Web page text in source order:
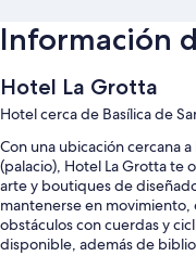
Información
Hotel La Grotta
Hotel cerca de Basílica de
Con una ubicación cercana
(palacio), Hotel La Grotta te
arte y boutiques de
mantenerse en
obstáculos con cuerdas y
disponible, además de